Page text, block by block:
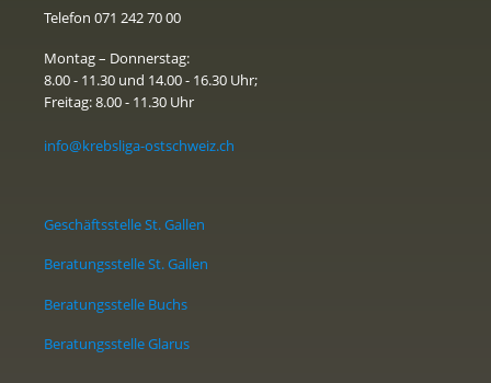
Telefon 071 242 70 00
Montag – Donnerstag:
8.00 - 11.30 und 14.00 - 16.30 Uhr;
Freitag: 8.00 - 11.30 Uhr
info@krebsliga-ostschweiz.ch
Geschäftsstelle St. Gallen
Beratungsstelle St. Gallen
Beratungsstelle Buchs
Beratungsstelle Glarus